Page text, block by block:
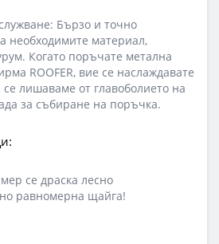
Бързо и точно
необходимите материал,
Когато поръчате метална
RООFER, вие се наслаждавате
се лишаваме от главоболието на
за събиране на поръчка.
се драска лесно
равномерна щайга!